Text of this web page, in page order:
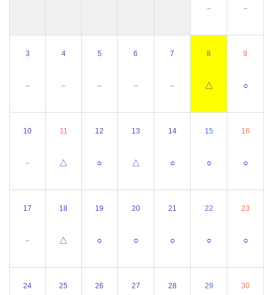
－ －
3
－
4
－
5
－
6
－
7
－
8
△
9
○
10
－
11
△
12
○
13
△
14
○
15
○
16
○
17
－
18
△
19
○
20
○
21
○
22
○
23
○
24 25 26 27 28 29 30